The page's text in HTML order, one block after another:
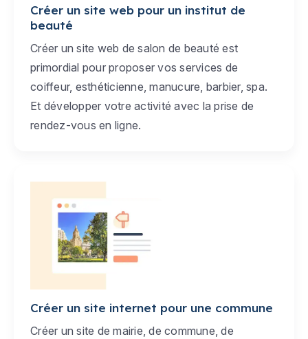
Créer un site web pour un institut de
beauté
Créer un site web de salon de beauté est
primordial pour proposer vos services de
coiffeur, esthéticienne, manucure, barbier, spa.
Et développer votre activité avec la prise de
rendez-vous en ligne.
Créer un site internet pour une commune
Créer un site de mairie, de commune, de